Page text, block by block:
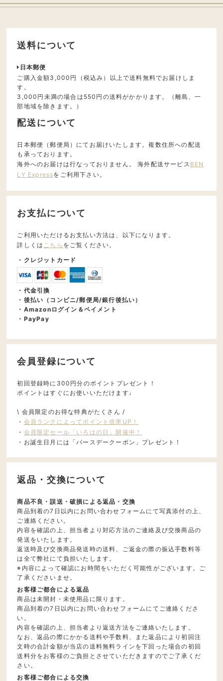
送料について
日本郵便
ご購入金額3,000円（税込み）以上で送料無料でお届けしま
す。
3,000円未満の場合は550円の送料がかかります。（離島、一
部地域を除きます。）
配送について
日本郵便（郵便局）にてお届けいたします。複数住所への配送
も承っております。
海外へのお届けは行なっておりません。 海外配送サービス BEN
LY Expressをご利用下さい。
お支払について
ご利用いただけるお支払い方法は、以下になります。
詳しくは こちら をご覧ください。
・クレジットカード
・代金引換
・後払い（コンビニ/郵便局/銀行後払い）
・Amazonログイン＆ペイメント
・PayPay
会員登録について
初回登録時に300円分のポイントプレゼント！
ポイントはすぐにお使いいただけます♩
\ 会員限定のお得な特典がたくさん /
・ 会員ランクによってポイント倍率UP！
・ 会員限定セール「いろはの日」開催中！
・お誕生日月には「バースデークーポン」プレゼント！
返品・交換について
商品不良・誤送・破損による返品・交換
商品到着の7日以内にお問い合わせフォームにて写真添付の上、
ご連絡ください。
内容を確認の上、担当者より対応方法のご連絡及び交換商品の
発送をいたします。
返送時及び交換商品発送時の送料、ご返金の際の振込手数料等
は全て弊社にて負担いたします。
※内容によって確認にお時間をいただく可能性がございます。ご
了承くださいませ。
お客様ご都合による返品
商品は未開封・未使用品に限ります。
商品到着の7日以内にお問い合わせフォームにてご連絡くださ
い。
内容を確認の上、担当者より返送方法をご連絡いたします。
なお、返品の際にかかる送料や手数料、また返品により初回注
文時の合計金額が当店の送料無料ラインを下回った場合の初回
送料分をお客様のご負担とさせていただきますのでご了承くだ
さい。
お客様ご都合による交換